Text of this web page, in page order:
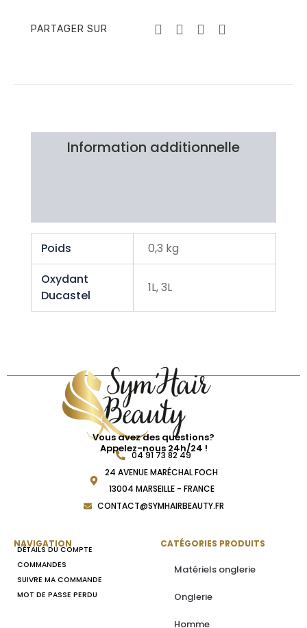
PARTAGER SUR
Information additionnelle
Poids
0,3 kg
Oxydant
Ducastel
1L, 3L
Vous avez des questions?
Appelez-nous 24h/24 !
04 91 73 82 49
24 AVENUE MARÉCHAL FOCH
13004 MARSEILLE - FRANCE
CONTACT@SYMHAIRBEAUTY.FR
NAVIGATION
DÉTAILS DU COMPTE
COMMANDES
SUIVRE MA COMMANDE
MOT DE PASSE PERDU
CATÉGORIES PRODUITS
Matériels onglerie
Onglerie
Homme